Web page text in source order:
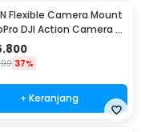
Flexible Camera Mount
DJI Action Camera -
002
37%
+ Keranjang